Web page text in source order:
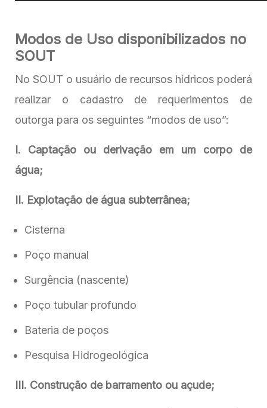
Modos de Uso disponibilizados no
SOUT
No SOUT o usuário de recursos hídricos poderá
realizar o cadastro de requerimentos de
outorga para os seguintes “modos de uso”:
I. Captação ou derivação em um corpo de
água;
II. Explotação de água subterrânea;
Cisterna
Poço manual
Surgência (nascente)
Poço tubular profundo
Bateria de poços
Pesquisa Hidrogeológica
III. Construção de barramento ou açude;